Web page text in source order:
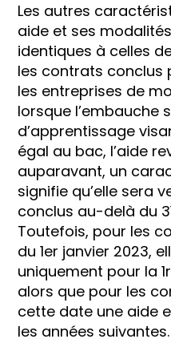
Les autres
aide et ses
identiques à celles
les contrats conclus
les entreprises de
lorsque l’embauche
d’apprentissage
égal au bac, l’aide
auparavant, un
signifie qu’elle sera
conclus au-delà du
Toutefois, pour les
du 1er janvier 2023,
uniquement pour la
alors que pour les
cette date une aide
les années suivantes.